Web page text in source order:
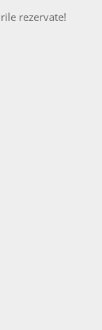
rezervate!